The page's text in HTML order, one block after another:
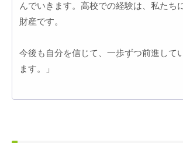
んでいきます。高校での経験は、私たち
財産です。
今後も自分を信じて、一歩ずつ前進して
ます。」